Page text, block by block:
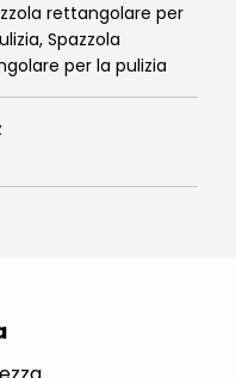
rettangolare per
Spazzola
per la pulizia